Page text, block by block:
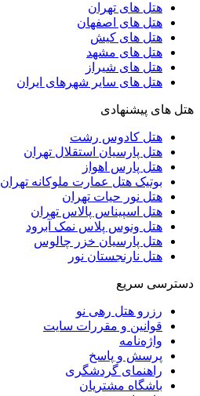
هتل های تهران
هتل های اصفهان
هتل های کیش
هتل های مشهد
هتل های شیراز
هتل های سایر شهرهای ایران
هتل های پیشنهادی
هتل کادوس رشت
هتل پارسیان استقلال تهران
هتل پارس اهواز
بوتیک هتل عمارت ملوکانه تهران
هتل نور حیات تهران
هتل اسپیناس پالاس تهران
هتل ونوس پلاس نمک آبرود
هتل پارسیان خزر چالوس
هتل نارنجستان نور
دسترسی سریع
رزرو هتل رهی نو
قوانین و مقررات سایت
واژه‌نامه
پرسش و پاسخ
راهنمای گردشگری
باشگاه مشتریان